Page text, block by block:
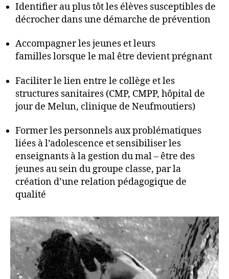
Identifier au plus tôt les élèves susceptibles de
décrocher dans une démarche de prévention
Accompagner les jeunes et leurs
familles lorsque le mal être devient prégnant
Faciliter le lien entre le collège et les
structures sanitaires (CMP, CMPP, hôpital de
jour de Melun, clinique de Neufmoutiers)
Former les personnels aux problématiques
liées à l’adolescence et sensibiliser les
enseignants à la gestion du mal – être des
jeunes au sein du groupe classe, par la
création d’une relation pédagogique de
qualité